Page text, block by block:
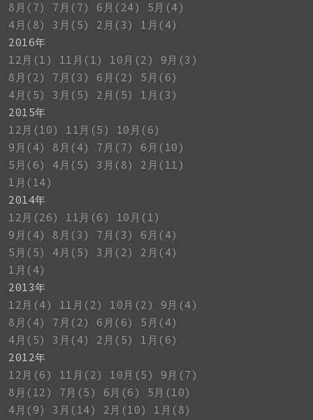
8月(7)
7月(7) 6月(24)
5月(4)
4月(8)
3月(5) 2月(3)
1月(4)
2016年
12月(1)
11月(1) 10月(2)
9月(3)
8月(2)
7月(3) 6月(2)
5月(6)
4月(5)
3月(5) 2月(5)
1月(3)
2015年
12月(10)
11月(5)
10月(6)
9月(4)
8月(4) 7月(7)
6月(10)
5月(6)
4月(5) 3月(8)
2月(11)
1月(14)
2014年
12月(26)
11月(6)
10月(1)
9月(4)
8月(3) 7月(3)
6月(4)
5月(5)
4月(5) 3月(2)
2月(4)
1月(4)
2013年
12月(4)
11月(2) 10月(2)
9月(4)
8月(4)
7月(2) 6月(6)
5月(4)
4月(5)
3月(4) 2月(5)
1月(6)
2012年
12月(6)
11月(2) 10月(5)
9月(7)
8月(12)
7月(5) 6月(6)
5月(10)
4月(9)
3月(14) 2月(10)
1月(8)